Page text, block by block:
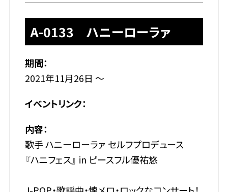
A-0133 ハニーローラァ
期間：
2021年11月26日 ～
イベントリンク：
内容：
歌手 ハニーローラァ セルフプロデュース
『ハニフェス』 in ピースフル優祐悠